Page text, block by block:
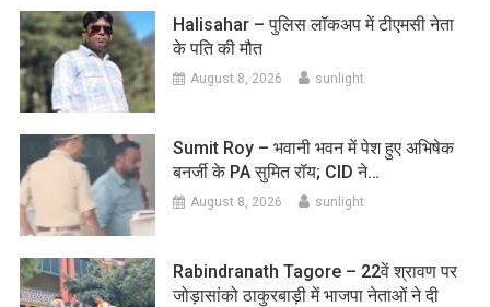
Halisahar – पुलिस लॉकअप में टीएमसी नेता
के पति की मौत
August 8, 2026 sunlight
Sumit Roy – भवानी भवन में पेश हुए अभिषेक
बनर्जी के PA सुमित रॉय; CID ने…
August 8, 2026 sunlight
Rabindranath Tagore – 22वें श्रावण पर
जोड़ासांको ठाकुरबाड़ी में भाजपा नेताओं ने दी